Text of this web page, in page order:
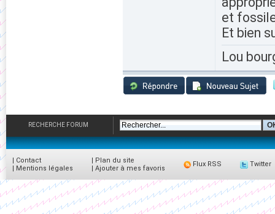
et
Et bien
Lou
RECHERCHE FORUM
| Contact
| Mentions légales
| Plan du site
| Ajouter à mes favoris
Flux RSS Twitter